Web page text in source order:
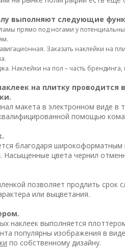
выполняют следующие
прямо под ногами у
Заказать наклейки на
Наклейки на пол – часть
на плитку проводится
макета в электронном виде в
помощью
благодаря широкоформатным
Насыщенные цвета чернил
позволяет продлить
или выцветания.
наклеек выполняется
популярны изображения в
по собственному дизайну.